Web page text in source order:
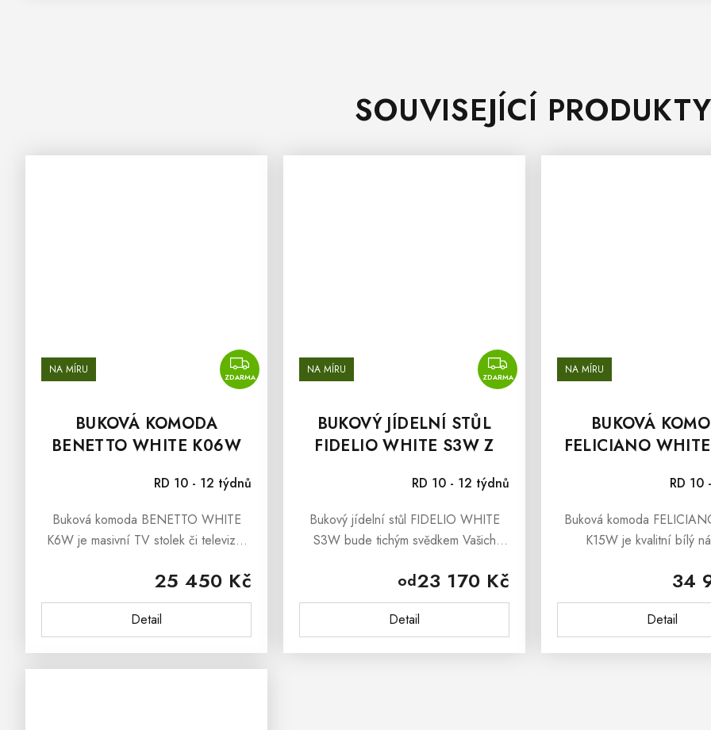
SOUVISEJÍCÍ PRODUKTY
NA MÍRU ZDARMA
ZDARMA
BUKOVÁ KOMODA
BENETTO WHITE K06W
RD 10 - 12 týdnů
25 450 Kč
Detail
Buková komoda BENETTO WHITE
K6W je masivní TV stolek či televizní
nábytek z bukového dřeva, jenž jste si
zamilovali pro jeho...
NA MÍRU ZDARMA
ZDARMA
BUKOVÝ JÍDELNÍ STŮL
FIDELIO WHITE S3W Z
RD 10 - 12 týdnů
od23 170 Kč
Detail
Bukový jídelní stůl FIDELIO WHITE
S3W bude tichým svědkem Vašich
rodinného života, a zároveň bude dbát
o komfort tak, abyste byli nadmíru...
NA MÍRU
BUKOVÁ
FELICIANO
RD 10
34
Detail
Buková komoda
K15W je kvalitní bílý
jeho nenapodobitelnou a
strukturu.